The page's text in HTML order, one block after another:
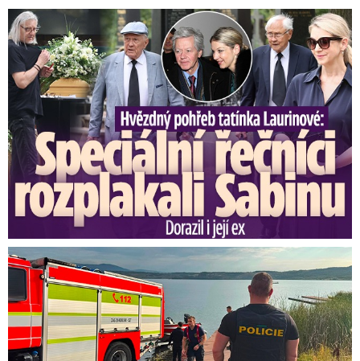
Speciální řečníci nad rakví Laurina: Rozbrečeli i dceru
Svědci o tragédii na jezeře Most: Byl to masakr!